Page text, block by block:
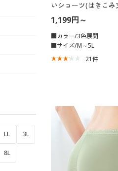
いショーツ(はきこ
ド)
1,199円～
■カラー/3色展開
■サイズ/M～5L
21件
LL 3L
8L